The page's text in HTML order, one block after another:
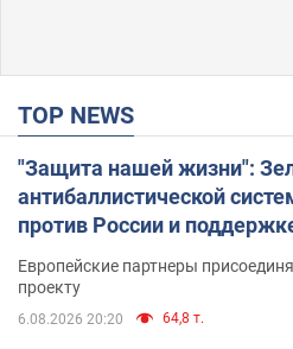
TOP NEWS
"Защита нашей жизни":
антибаллистической
против России и
Европейские партнеры
проекту
6.08.2026 20:20 64,8 т.